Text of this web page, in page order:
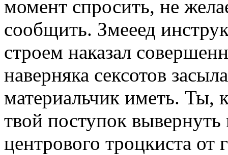
момент спросить, не
сообщить. Змееед
строем наказал
наверняка сексотов
материальчик иметь. Ты,
твой поступок
центрового троцкиста от